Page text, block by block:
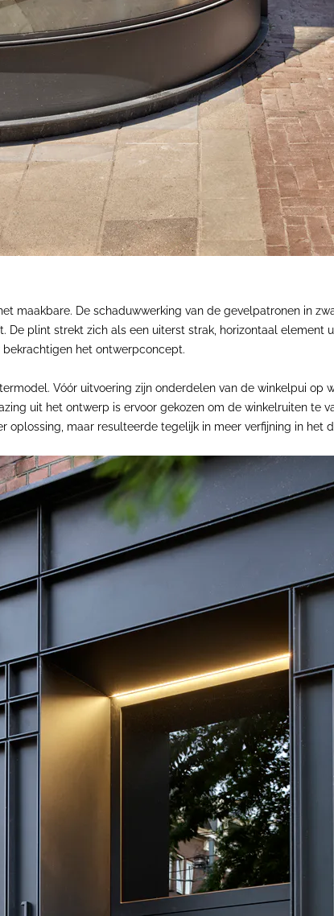
maakbare. De schaduwwerking van de gevelpatronen in
plint strekt zich als een uiterst strak, horizontaal element
het ontwerpconcept.
Vóór uitvoering zijn onderdelen van de winkelpui op
uit het ontwerp is ervoor gekozen om de winkelruiten te
maar resulteerde tegelijk in meer verfijning in het